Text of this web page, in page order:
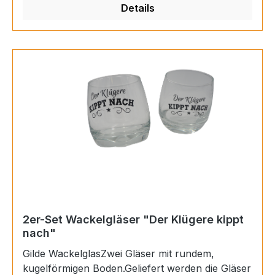
Details
2er-Set Wackelgläser "Der Klügere kippt
nach"
Gilde WackelglasZwei Gläser mit rundem,
kugelförmigen Boden.Geliefert werden die Gläser